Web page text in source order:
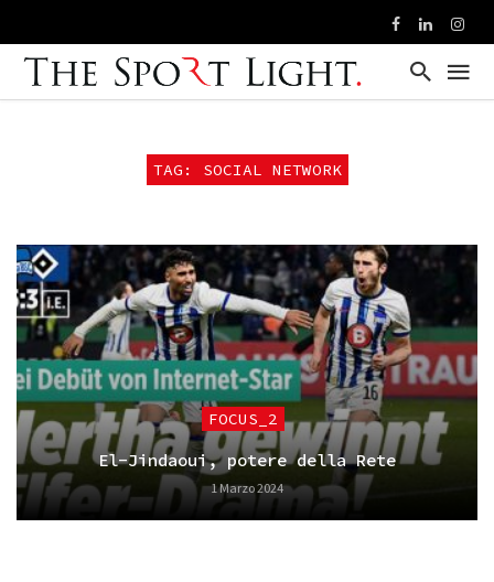
TAG: SOCIAL NETWORK
FOCUS_2
El-Jindaoui, potere della Rete
1 Marzo 2024